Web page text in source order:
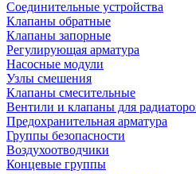
Соединительные устройства
Клапаны обратные
Клапаны запорные
Регулирующая арматура
Насосные модули
Узлы смешения
Клапаны смесительные
Вентили и клапаны для
Предохранительная арматура
Группы безопасности
Воздухоотводчики
Концевые группы